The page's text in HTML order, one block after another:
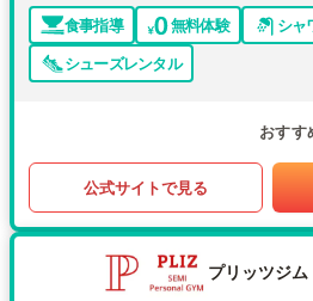
食事指導 無料体験 シャ
シューズレンタル
おすす
公式サイトで見る
プリッツジム